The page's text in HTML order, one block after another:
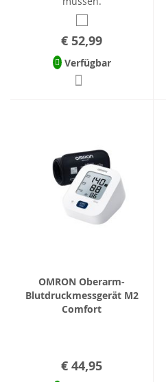
€ 52,99
Verfügbar
OMRON Oberarm-
Blutdruckmessgerät M2
Comfort
€ 44,95